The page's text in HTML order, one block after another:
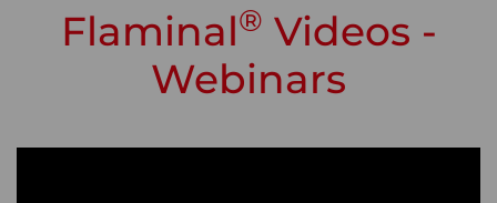
Flaminal® Videos -
Webinars